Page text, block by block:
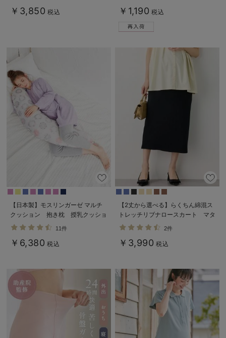
￥3,850 税込 ￥1,190 税込
【日本製】モスリンガーゼ マルチ
クッション 抱き枕 授乳クッショ
ン
11件
￥6,380 税込
【2丈から選べる】らくちん綿混ス
トレッチリブナロースカート マタ
ニティ・産後【出産後も長く使え
2件
￥3,990 税込